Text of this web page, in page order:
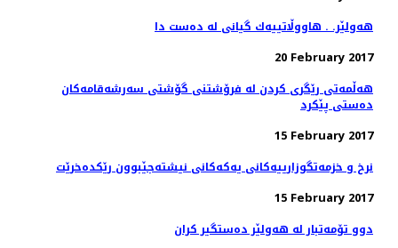
هەولێر. . هاووڵاتییەك گیانی لە دەست دا
20 February 2017
هه‌ڵمه‌تی رێگری كردن له‌ فرۆشتنی گۆشتی سه‌رشه‌قامه‌كان
ده‌ستی پێكرد
15 February 2017
نرخ و خزمه‌تگوزارییه‌كانی یه‌كه‌كانی نیشته‌جێبوون رێكده‌خرێت
15 February 2017
دوو تۆمەتبار لە هەولێر دەستگیر كران